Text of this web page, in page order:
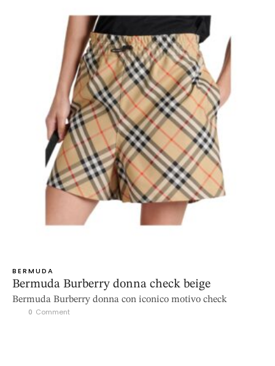
BERMUDA
Bermuda Burberry donna check beige
Bermuda Burberry donna con iconico motivo check
0 Comment